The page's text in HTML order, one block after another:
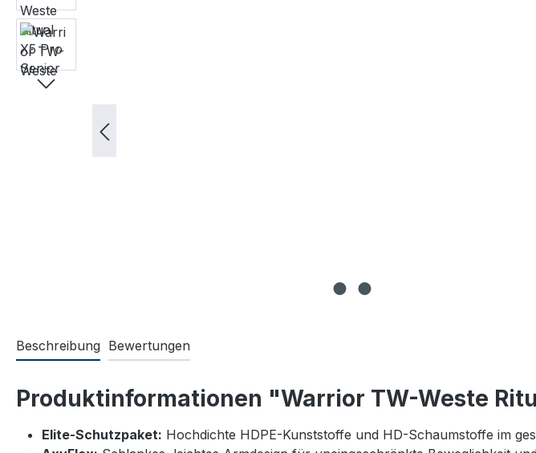
Beschreibung Bewertungen
Produktinformationen "Warrior TW-Weste
Elite-Schutzpaket: Hochdichte HDPE-Kunststoffe und HD-Schaumstoffe im